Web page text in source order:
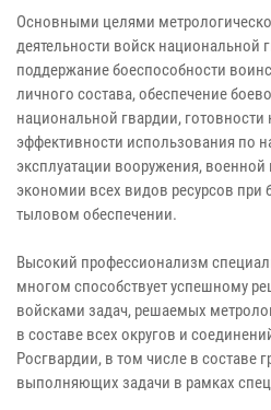
Основными целями
деятельности войск национальной
поддержание боеспособности
личного состава, обеспечение
национальной гвардии,
эффективности использования по
эксплуатации вооружения, военной
экономии всех видов ресурсов при
тыловом обеспечении.
Высокий профессионализм
многом способствует успешному
войсками задач, решаемых
в составе всех округов и
Росгвардии, в том числе в составе
выполняющих задачи в рамках